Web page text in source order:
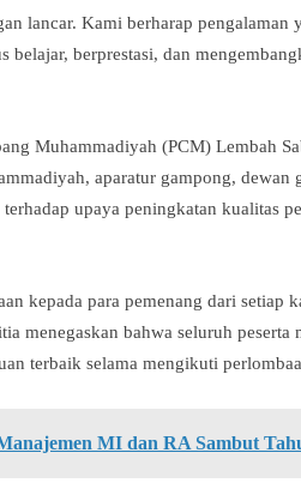
lancar. Kami berharap pengalaman
berprestasi, dan
Muhammadiyah (PCM) Lembah
aparatur gampong, dewan
upaya peningkatan kualitas
kepada para pemenang dari setiap
menegaskan bahwa seluruh peserta
terbaik selama mengikuti
MI dan RA Sambut